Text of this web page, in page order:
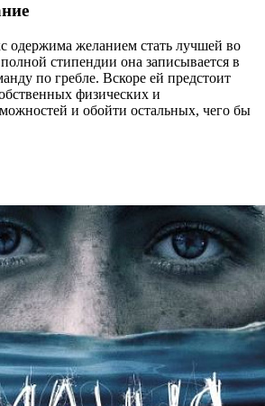
одержима желанием стать лучшей во
стипендии она записывается в
по гребле. Вскоре ей предстоит
физических и
и обойти остальных, чего бы